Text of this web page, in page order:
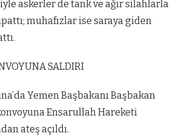
askerler de tank ve ağır silahlarla
muhafızlar ise saraya giden
SALDIRI
Yemen Başbakanı Başbakan
Ensarullah Hareketi
ateş açıldı.